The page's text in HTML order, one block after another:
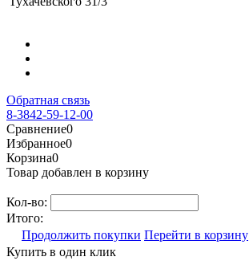
Обратная связь
8-3842-59-12-00
Сравнение0
Избранное0
Корзина0
Товар добавлен в корзину
Кол-во:
Итого:
Продолжить покупки Перейти в корзину
Купить в один клик